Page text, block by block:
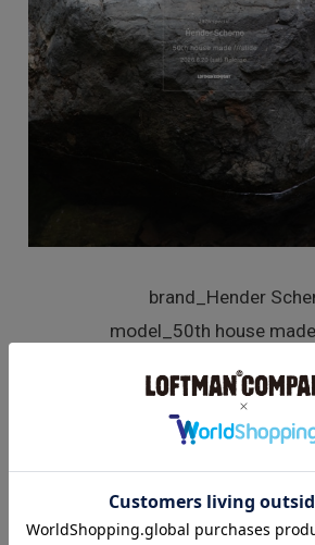
brand_Hender
model_50th house
size_1(23.0-23.5cm)/2(24.0-
m)/4(26.0-26.5cm)/5(27.0-
sole_vibram EVA
price_50,600yen